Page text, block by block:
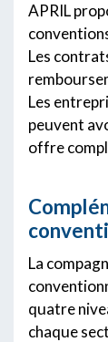
APRIL
Les
Les
peuvent
offre
La
quatre
chaque